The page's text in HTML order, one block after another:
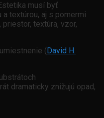
musí byť
textúrou, aj s pomermi
textúra, vzor,
( David H.
dramaticky znižujú opad,